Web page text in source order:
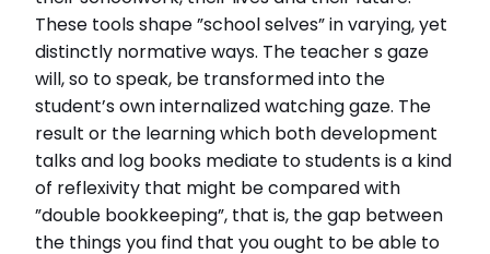
These tools shape ”school selves” in varying, yet
distinctly normative ways. The teacher s gaze
will, so to speak, be transformed into the
student’s own internalized watching gaze. The
result or the learning which both development
talks and log books mediate to students is a kind
of reflexivity that might be compared with
”double bookkeeping”, that is, the gap between
the things you find that you ought to be able to